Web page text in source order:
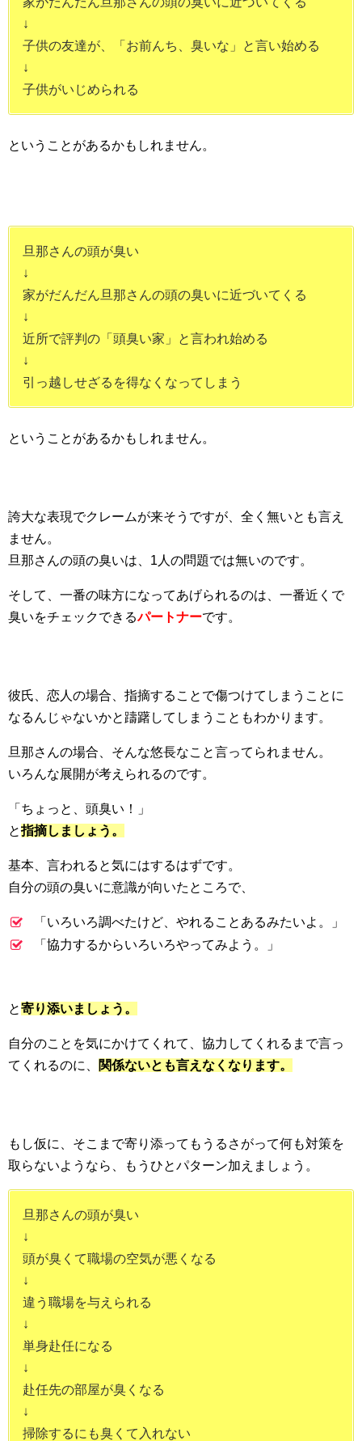
↓
子供の友達が、「お前んち、臭いな」と言い始める
↓
子供がいじめられる
ということがあるかもしれません。
旦那さんの頭が臭い
↓
家がだんだん旦那さんの頭の臭いに近づいてくる
↓
近所で評判の「頭臭い家」と言われ始める
↓
引っ越しせざるを得なくなってしまう
ということがあるかもしれません。
誇大な表現でクレームが来そうですが、全く無いとも言え
ません。
旦那さんの頭の臭いは、1人の問題では無いのです。
そして、一番の味方になってあげられるのは、一番近くで
臭いをチェックできるパートナーです。
彼氏、恋人の場合、指摘することで傷つけてしまうことに
なるんじゃないかと躊躇してしまうこともわかります。
旦那さんの場合、そんな悠長なこと言ってられません。
いろんな展開が考えられるのです。
「ちょっと、頭臭い！」
と指摘しましょう。
基本、言われると気にはするはずです。
自分の頭の臭いに意識が向いたところで、
「いろいろ調べたけど、やれることあるみたいよ。」
「協力するからいろいろやってみよう。」
と寄り添いましょう。
自分のことを気にかけてくれて、協力してくれるまで言っ
てくれるのに、
関係ないとも言えなくなります。
もし仮に、そこまで寄り添ってもうるさがって何も対策を
取らないようなら、もうひとパターン加えましょう。
旦那さんの頭が臭い
↓
頭が臭くて職場の空気が悪くなる
↓
違う職場を与えられる
↓
単身赴任になる
↓
赴任先の部屋が臭くなる
↓
掃除するにも臭くて入れない